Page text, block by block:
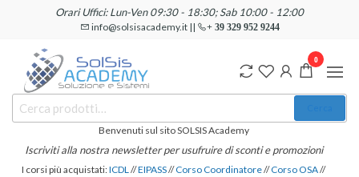
contenuto
Orari Uffici: Lun-Ven 09:30 - 18:30; Sab 10:00 - 12:00
info@solsisacademy.it || + 39 329 952 9244
SOLSIS
Academy
Corsi e
Certificazioni
Linguistiche
Benvenuti sul sito SOLSIS Academy
Iscriviti alla nostra newsletter per usufruire di sconti e promozioni
I corsi più acquistati:ICDL//EIPASS//Corso Coordinatore//Corso OSA//
0